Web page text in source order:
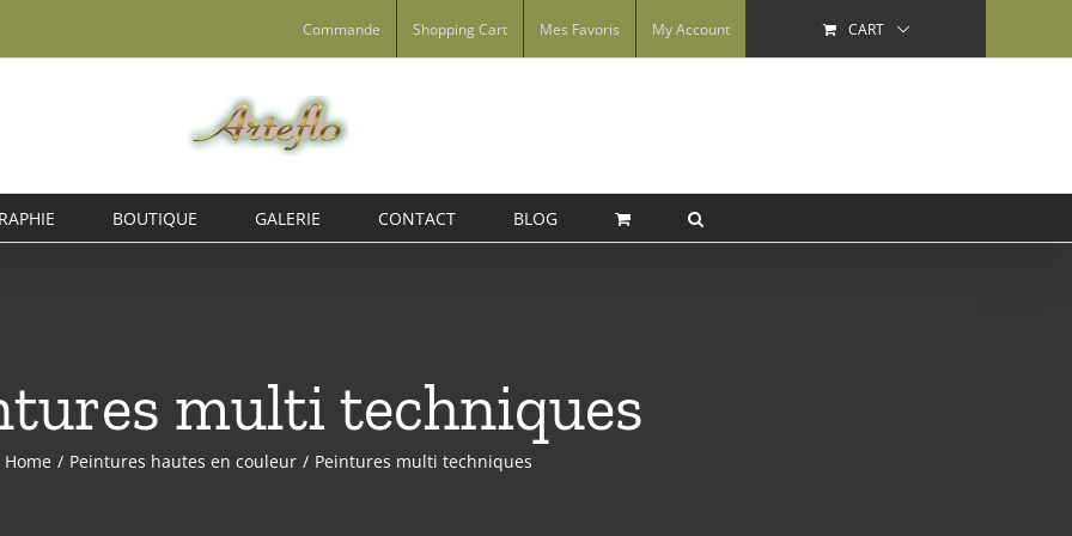
Commande Shopping Cart Mes Favoris My Account CART
BOUTIQUE GALERIE CONTACT BLOG
multi techniques
Home / Peintures hautes en couleur / Peintures multi techniques